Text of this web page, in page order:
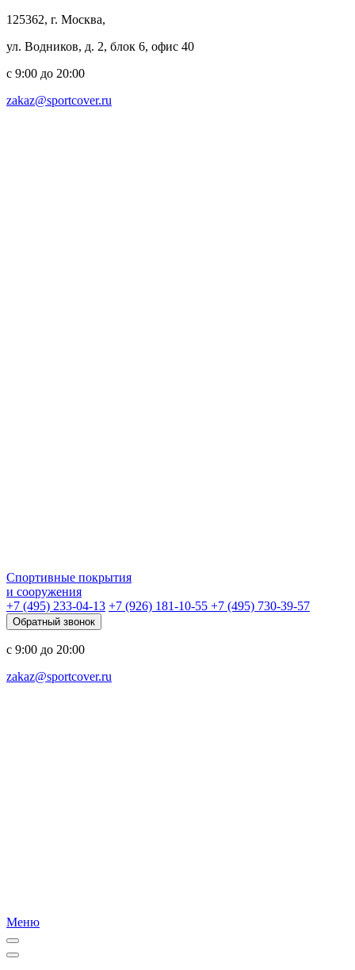
125362, г. Москва,
ул. Водников, д. 2, блок 6, офис 40
с 9:00 до 20:00
zakaz@sportcover.ru
Спортивные покрытия
и сооружения
+7 (495) 233-04-13 +7 (926) 181-10-55 +7 (495) 730-39-57
Обратный звонок
с 9:00 до 20:00
zakaz@sportcover.ru
Меню